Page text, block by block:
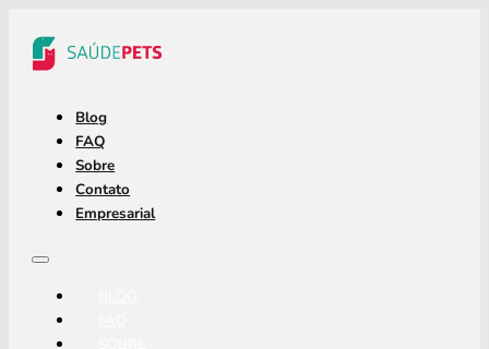
Blog
FAQ
Sobre
Contato
Empresarial